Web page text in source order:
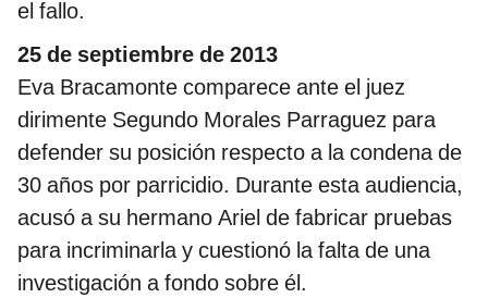
el fallo.
25 de septiembre de 2013
Eva Bracamonte comparece ante el juez
dirimente Segundo Morales Parraguez para
defender su posición respecto a la condena de
30 años por parricidio. Durante esta audiencia,
acusó a su hermano Ariel de fabricar pruebas
para incriminarla y cuestionó la falta de una
investigación a fondo sobre él.